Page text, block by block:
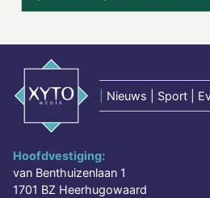
Nieuws | Sport |
Hoofdvestiging:
van Benthuizenlaan 1
1701 BZ Heerhugowaard